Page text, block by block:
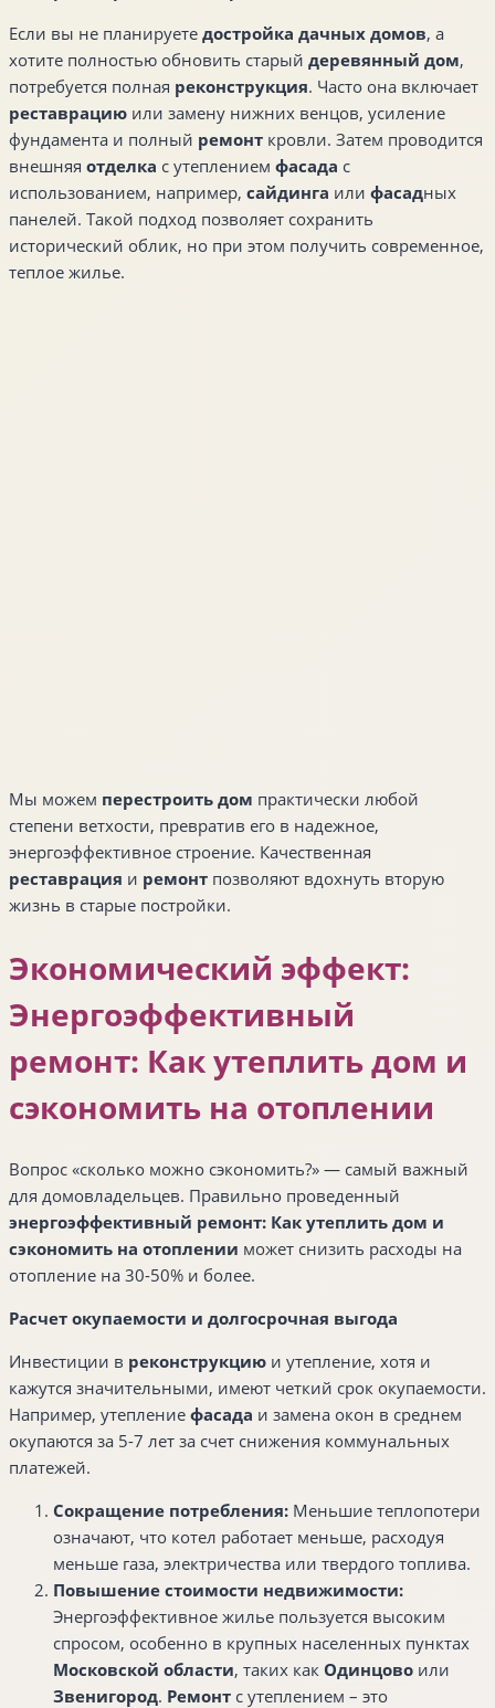
Если вы не планируете достройка дачных домов, а
хотите полностью обновить старый деревянный дом,
потребуется полная реконструкция. Часто она включает
реставрацию или замену нижних венцов, усиление
фундамента и полный ремонт кровли. Затем проводится
внешняя отделка с утеплением фасада с
использованием, например, сайдинга или фасадных
панелей. Такой подход позволяет сохранить
исторический облик, но при этом получить современное,
теплое жилье.
Мы можем перестроить дом практически любой
степени ветхости, превратив его в надежное,
энергоэффективное строение. Качественная
реставрация и ремонт позволяют вдохнуть вторую
жизнь в старые постройки.
Экономический эффект:
Энергоэффективный
ремонт: Как утеплить дом и
сэкономить на отоплении
Вопрос «сколько можно сэкономить?» — самый важный
для домовладельцев. Правильно проведенный
энергоэффективный ремонт: Как утеплить дом и
сэкономить на отоплении может снизить расходы на
отопление на 30-50% и более.
Расчет окупаемости и долгосрочная выгода
Инвестиции в реконструкцию и утепление, хотя и
кажутся значительными, имеют четкий срок окупаемости.
Например, утепление фасада и замена окон в среднем
окупаются за 5-7 лет за счет снижения коммунальных
платежей.
Сокращение потребления: Меньшие теплопотери
означают, что котел работает меньше, расходуя
меньше газа, электричества или твердого топлива.
Повышение стоимости недвижимости:
Энергоэффективное жилье пользуется высоким
спросом, особенно в крупных населенных пунктах
Московской области, таких как Одинцово или
Звенигород. Ремонт с утеплением – это